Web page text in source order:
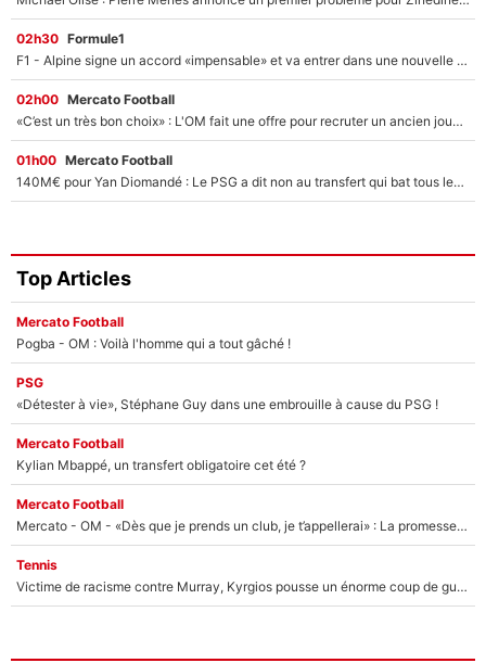
02h30 Formule1
F1 - Alpine signe un accord «impensable» et va entrer dans une nouvelle dimension : Grande nouvelle pour Pierre Gasly !
02h00 Mercato Football
«C’est un très bon choix» : L'OM fait une offre pour recruter un ancien joueur du PSG... et c'est validé dans l'After Foot !
01h00 Mercato Football
140M€ pour Yan Diomandé : Le PSG a dit non au transfert qui bat tous les records sur le mercato
Top Articles
Mercato Football
Pogba - OM : Voilà l'homme qui a tout gâché !
PSG
«Détester à vie», Stéphane Guy dans une embrouille à cause du PSG !
Mercato Football
Kylian Mbappé, un transfert obligatoire cet été ?
Mercato Football
Mercato - OM - «Dès que je prends un club, je t’appellerai» : La promesse de Marcelino au moment de claquer la porte
Tennis
Victime de racisme contre Murray, Kyrgios pousse un énorme coup de gueule !